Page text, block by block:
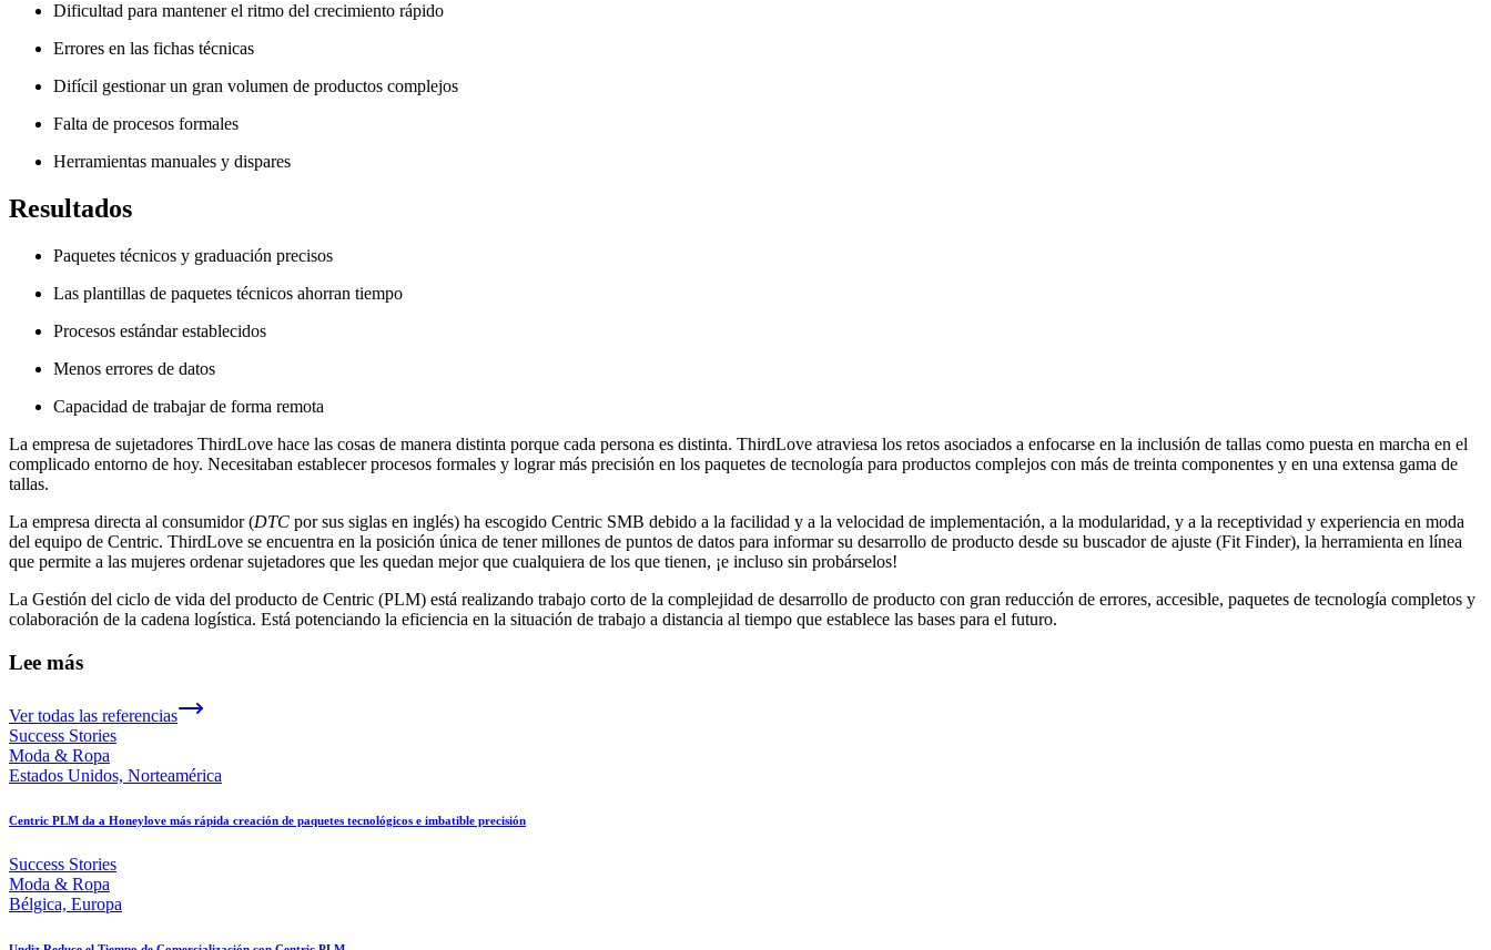
Dificultad para mantener el ritmo del crecimiento rápido
Errores en las fichas técnicas
Difícil gestionar un gran volumen de productos complejos
Falta de procesos formales
Herramientas manuales y dispares
Resultados
Paquetes técnicos y graduación precisos
Las plantillas de paquetes técnicos ahorran tiempo
Procesos estándar establecidos
Menos errores de datos
Capacidad de trabajar de forma remota
La empresa de sujetadores ThirdLove hace las cosas de manera distinta porque cada persona es distinta. ThirdLove atraviesa los retos asociados a enfocarse en la inclusión de tallas como puesta en marcha en el
complicado entorno de hoy. Necesitaban establecer procesos formales y lograr más precisión en los paquetes de tecnología para productos complejos con más de treinta componentes y en una extensa gama de
tallas.
La empresa directa al consumidor (DTC por sus siglas en inglés) ha escogido Centric SMB debido a la facilidad y a la velocidad de implementación, a la modularidad, y a la receptividad y experiencia en moda
del equipo de Centric. ThirdLove se encuentra en la posición única de tener millones de puntos de datos para informar su desarrollo de producto desde su buscador de ajuste (Fit Finder), la herramienta en línea
que permite a las mujeres ordenar sujetadores que les quedan mejor que cualquiera de los que tienen, ¡e incluso sin probárselos!
La Gestión del ciclo de vida del producto de Centric (PLM) está realizando trabajo corto de la complejidad de desarrollo de producto con gran reducción de errores, accesible, paquetes de tecnología completos y
colaboración de la cadena logística. Está potenciando la eficiencia en la situación de trabajo a distancia al tiempo que establece las bases para el futuro.
Lee más
Ver todas las referencias
Success Stories
Moda & Ropa
Estados Unidos, Norteamérica
Centric PLM da a Honeylove más rápida creación de paquetes tecnológicos e imbatible precisión
Success Stories
Moda & Ropa
Bélgica, Europa